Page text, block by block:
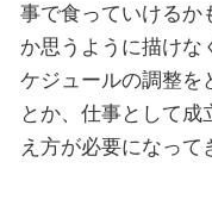
事で食っていけるか
か思うように描けな
ケジュールの調整を
とか、仕事として
え方が必要になって